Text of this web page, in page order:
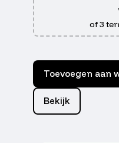
of 3
Toevoegen aan
Bekijk